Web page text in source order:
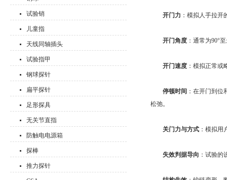
试验销
儿童指
天线同轴插头
试验指甲
钢球探针
扁平探针
足形探具
无关节直指
防触电电源箱
探棒
推力探针
开门力 ：模拟人手拉开
开门角度 ：通常为90°
开门速度 ：模拟正常或
停顿时间 ：在开门到
松弛。
关门力与方式 ：模拟
失效判据导向 ：试验的